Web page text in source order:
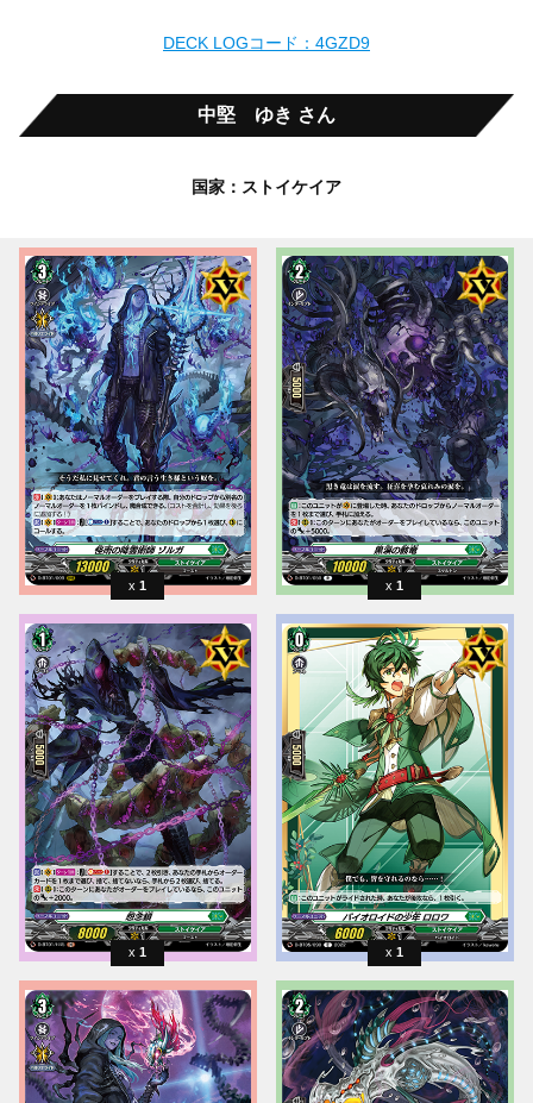
DECK LOGコード：4GZD9
中堅 ゆき さん
国家：ストイケイア
1 1
1 1